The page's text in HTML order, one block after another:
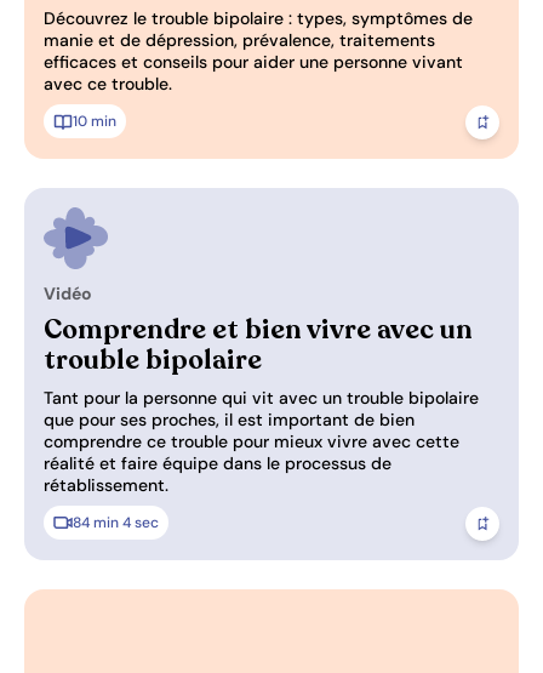
Découvrez le trouble bipolaire : types, symptômes de
manie et de dépression, prévalence, traitements
efficaces et conseils pour aider une personne vivant
avec ce trouble.
10 min
Pertinence: 0/3
Vidéo
Comprendre et bien vivre avec un
trouble bipolaire
Tant pour la personne qui vit avec un trouble bipolaire
que pour ses proches, il est important de bien
comprendre ce trouble pour mieux vivre avec cette
réalité et faire équipe dans le processus de
rétablissement.
84 min 4 sec